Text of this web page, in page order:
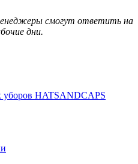
смогут ответить на
дни.